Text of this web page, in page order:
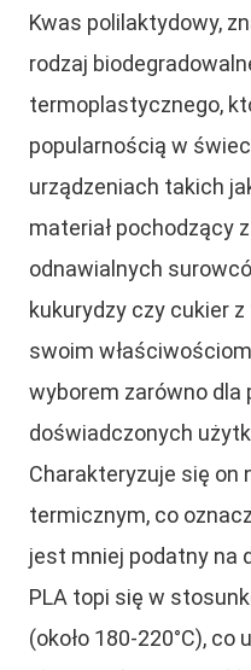
Kwas polilaktydowy,
rodzaj
termoplastycznego,
popularnością w
urządzeniach takich
materiał pochodzący
odnawialnych
kukurydzy czy cukier
swoim
wyborem zarówno dla
doświadczonych
Charakteryzuje się on
termicznym, co
jest mniej podatny na
PLA topi się w
(około 180-220°C), co